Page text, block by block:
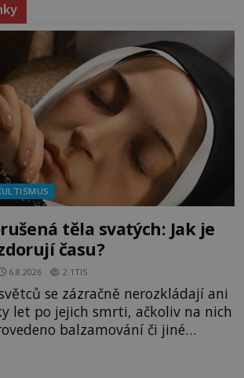
těla svatých: Jak je
času?
6.8.2026 2.1TIS
se zázračně nerozkládají ani
let po jejich smrti, ačkoliv na nich
balzamování či jiné
Neporušené ostatky bývají
svatosti zemřelých. Jaké